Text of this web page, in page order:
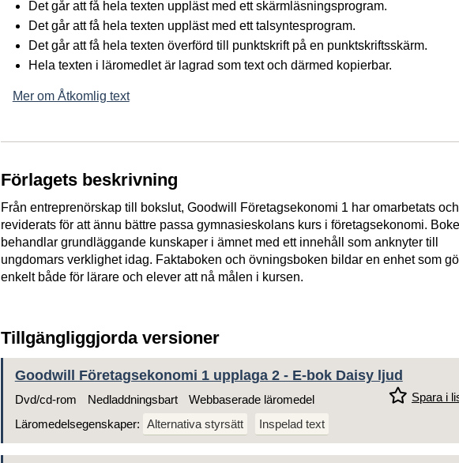
Det går att få hela texten uppläst med ett skärmläsningsprogram.
Det går att få hela texten uppläst med ett talsyntesprogram.
Det går att få hela texten överförd till punktskrift på en punktskriftsskärm.
Hela texten i läromedlet är lagrad som text och därmed kopierbar.
Mer om Åtkomlig text
Förlagets beskrivning
Från entreprenörskap till bokslut, Goodwill Företagsekonomi 1 har omarbetats och
reviderats för att ännu bättre passa gymnasieskolans kurs i företagsekonomi.
behandlar grundläggande kunskaper i ämnet med ett innehåll som anknyter till
ungdomars verklighet idag. Faktaboken och övningsboken bildar en enhet som
enkelt både för lärare och elever att nå målen i kursen.
Tillgängliggjorda versioner
Goodwill Företagsekonomi 1 upplaga 2 - E-bok Daisy ljud
Spara i
Dvd/cd-rom Nedladdningsbart
Webbaserade läromedel
Läromedelsegenskaper: Alternativa styrsätt Inspelad text